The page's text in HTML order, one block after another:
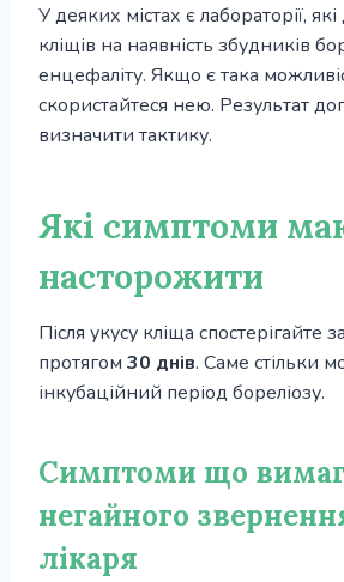
У деяких містах є лабораторії,
кліщів на наявність збудників
енцефаліту. Якщо є така
скористайтеся нею. Результат
визначити тактику.
Які симптоми
насторожити
Після укусу кліща спостерігайте
протягом 30 днів. Саме стільки
інкубаційний період бореліозу.
Симптоми що
негайного
лікаря